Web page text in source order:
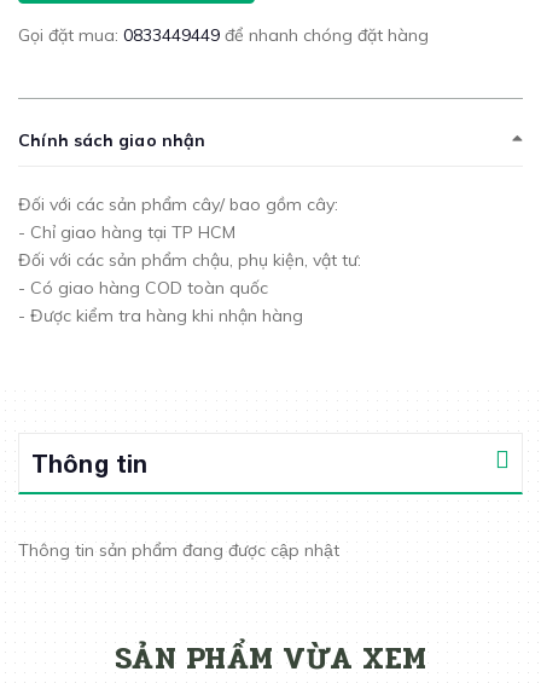
Gọi đặt mua: 0833449449 để nhanh chóng đặt hàng
Chính sách giao nhận
Đối với các sản phẩm cây/ bao gồm cây:
- Chỉ giao hàng tại TP HCM
Đối với các sản phẩm chậu, phụ kiện, vật tư:
- Có giao hàng COD toàn quốc
- Được kiểm tra hàng khi nhận hàng
Thông tin
Thông tin sản phẩm đang được cập nhật
SẢN PHẨM VỪA XEM